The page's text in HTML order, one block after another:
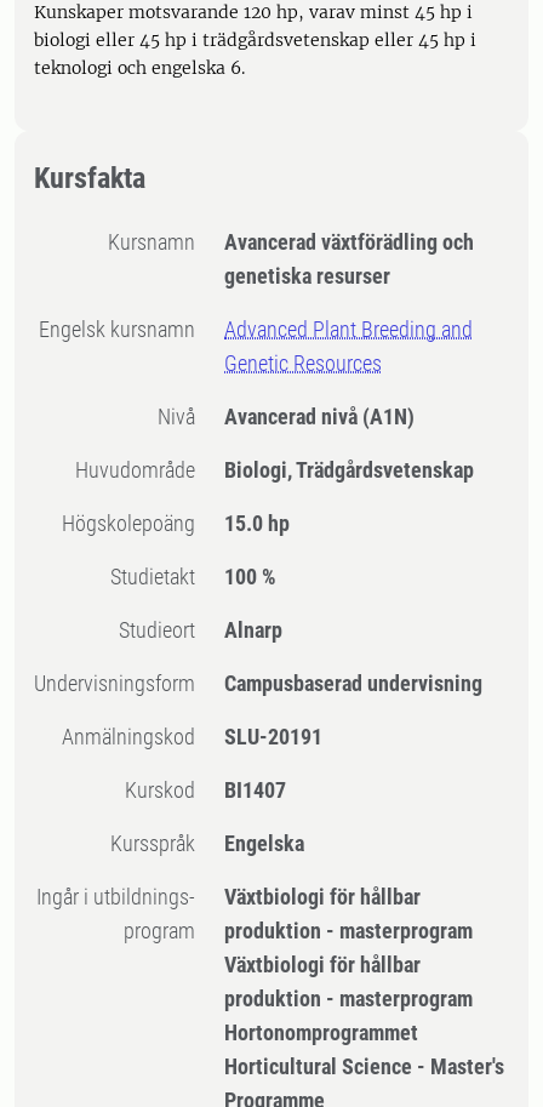
Kunskaper motsvarande 120 hp, varav minst 45 hp i
biologi eller 45 hp i trädgårdsvetenskap eller 45 hp i
teknologi och engelska 6.
Kursfakta
Kursnamn
Avancerad växtförädling och
genetiska resurser
Engelsk kursnamn
Advanced Plant Breeding and
Genetic Resources
Nivå Avancerad nivå (A1N)
Huvudområde Biologi, Trädgårdsvetenskap
högskolepoäng 15.0 hp
Studietakt 100 %
Studieort Alnarp
Undervisningsform Campusbaserad undervisning
Anmälningskod SLU-20191
Kurskod BI1407
Kursspråk Engelska
Ingår i utbildnings-
program
Växtbiologi för hållbar
produktion - masterprogram
Växtbiologi för hållbar
produktion - masterprogram
Hortonomprogrammet
Horticultural Science - Master's
Programme